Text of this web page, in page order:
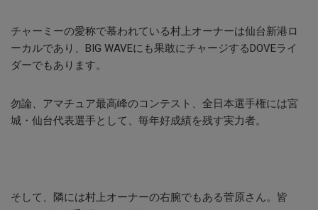
チャーミーの愛称で慕われている村上オーナーは仙台新港ロ
ーカルであり、BIG WAVEにも果敢にチャージするDOVEライ
ダーでもあります。
勿論、アマチュア最高峰のコンテスト、全日本選手権には宮
城・仙台代表選手として、毎年好成績を残す実力者。
そして、隣には村上オーナーの右腕でもある菅原さん。皆